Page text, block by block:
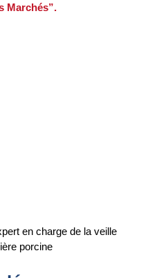
Marchés”.
en charge de la veille
porcine